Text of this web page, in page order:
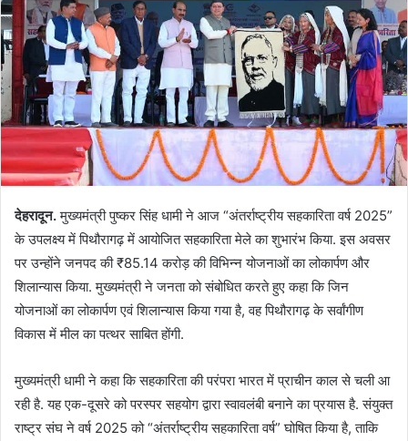
देहरादून.मुख्यमंत्री पुष्कर सिंह धामी ने आज “अंतर्राष्ट्रीय सहकारिता वर्ष 2025”
के उपलक्ष्य में पिथौरागढ़ में आयोजित सहकारिता मेले का शुभारंभ किया. इस अवसर
पर उन्होंने जनपद की ₹85.14 करोड़ की विभिन्न योजनाओं का लोकार्पण और
शिलान्यास किया. मुख्यमंत्री ने जनता को संबोधित करते हुए कहा कि जिन
योजनाओं का लोकार्पण एवं शिलान्यास किया गया है, वह पिथौरागढ़ के सर्वांगीण
विकास में मील का पत्थर साबित होंगी.
मुख्यमंत्री धामी ने कहा कि सहकारिता की परंपरा भारत में प्राचीन काल से चली आ
रही है. यह एक-दूसरे को परस्पर सहयोग द्वारा स्वावलंबी बनाने का प्रयास है. संयुक्त
राष्ट्र संघ ने वर्ष 2025 को “अंतर्राष्ट्रीय सहकारिता वर्ष” घोषित किया है, ताकि